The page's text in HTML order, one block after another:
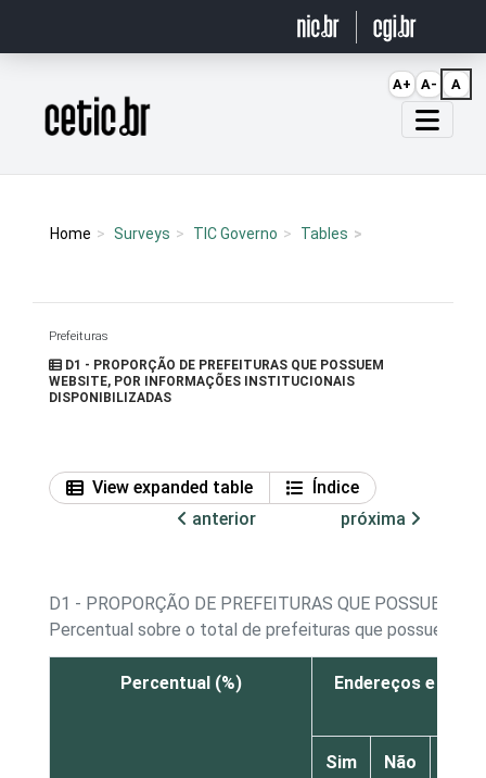
Página inicial
Home Surveys TIC Governo Tables
Prefeituras
D1 - PROPORÇÃO DE PREFEITURAS QUE POSSUEM
WEBSITE, POR INFORMAÇÕES INSTITUCIONAIS
DISPONIBILIZADAS
View expanded table
Índice
anterior
próxima
D1 - PROPORÇÃO DE PREFEITURAS QUE POSSUEM
Percentual sobre o total de prefeituras que possuem
Percentual (%) Endereços e
Sim Não
A+ A- A